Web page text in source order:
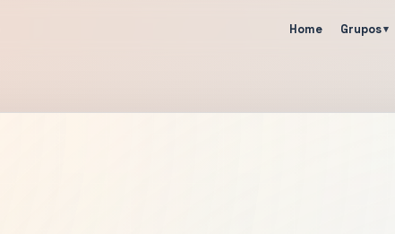
Home Grupos